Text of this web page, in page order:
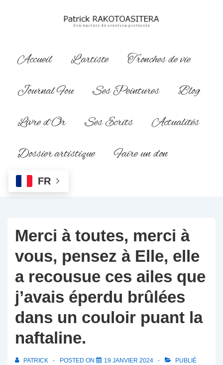
principal
Navigation
Accueil L’artiste
Tronches de vie
Journal Fou
Ses Peintures
Blog
Livre d’Or
Ses Ecrits
Actualités
Dossier artistique
Faire un don
FR
Merci à toutes, merci à
vous, pensez à Elle, elle
a recousue ces ailes que
j’avais éperdu brûlées
dans un couloir puant la
naftaline.
PATRICK POSTED ON 19 JANVIER 2024
PUBLIÉ